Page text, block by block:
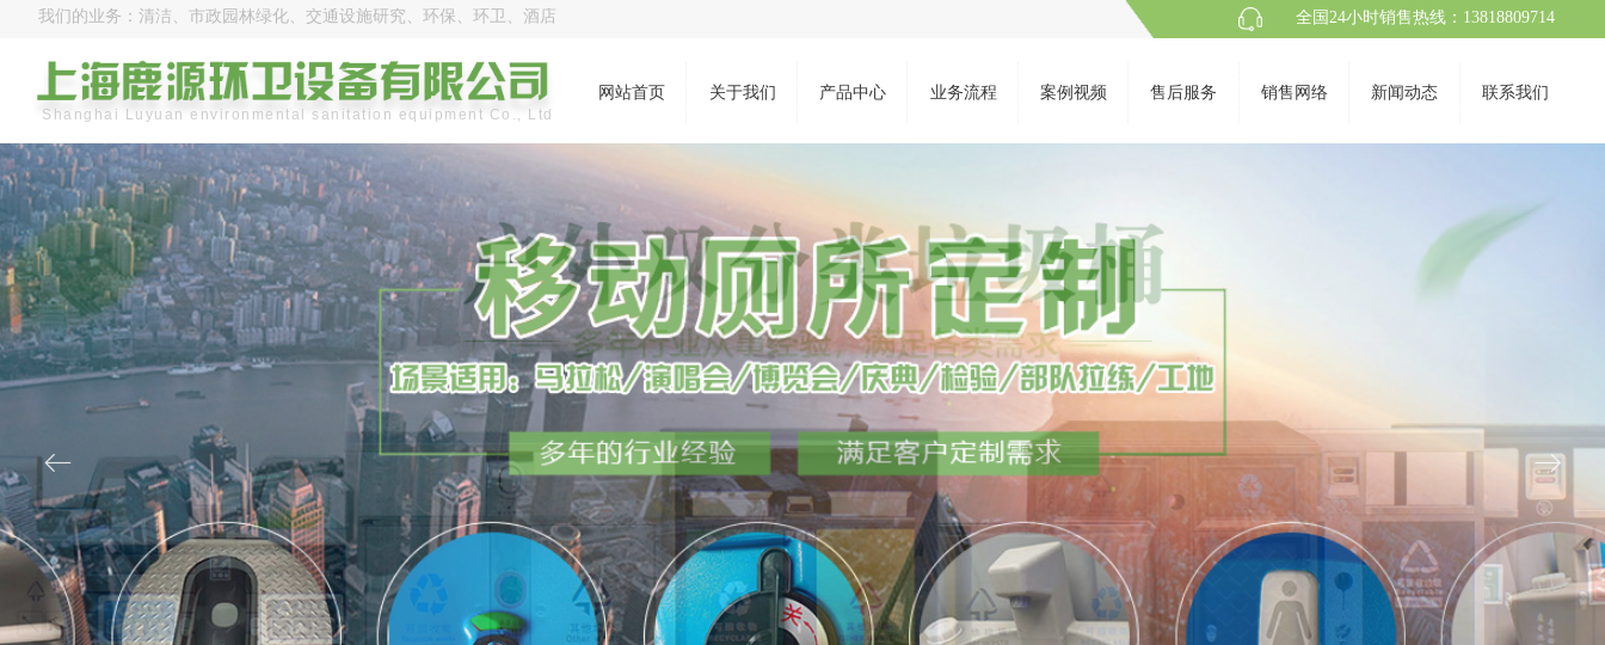
我们的业务：清洁、市政园林绿化、交通设施研究、环保、环卫、酒店 全国24小时销售热线：13818809714
网站首页 关于我们 产品中心 业务流程 案例视频 售后服务 销售网络 新闻动态 联系我们
Shanghai Luyuan environmental sanitation equipment Co., Ltd
ꂃ ꁹ